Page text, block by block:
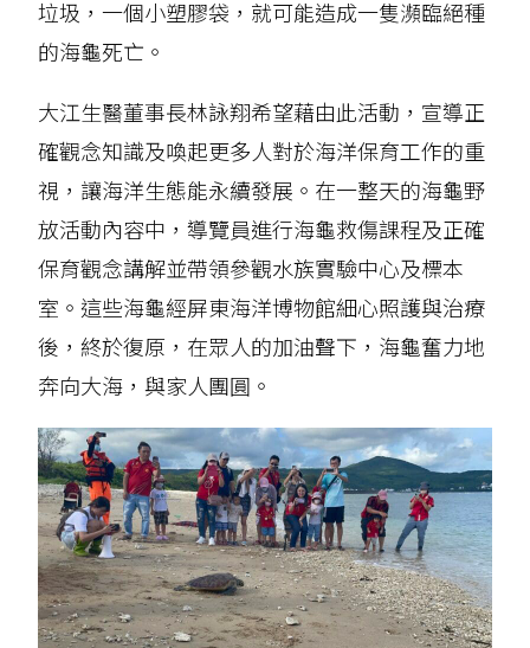
垃圾，一個小塑膠袋，就可能造成一隻瀕臨絕種
的海龜死亡。
大江生醫董事長林詠翔希望藉由此活動，宣導正
確觀念知識及喚起更多人對於海洋保育工作的重
視，讓海洋生態能永續發展。在一整天的海龜野
放活動內容中，導覽員進行海龜救傷課程及正確
保育觀念講解並帶領參觀水族實驗中心及標本
室。這些海龜經屏東海洋博物館細心照護與治療
後，終於復原，在眾人的加油聲下，海龜奮力地
奔向大海，與家人團圓。